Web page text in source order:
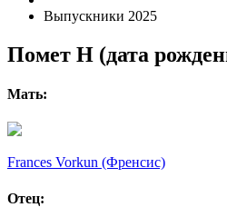
Выпускники 2025
Помет H (дата
Мать:
Frances Vorkun (Френсис)
Отец: